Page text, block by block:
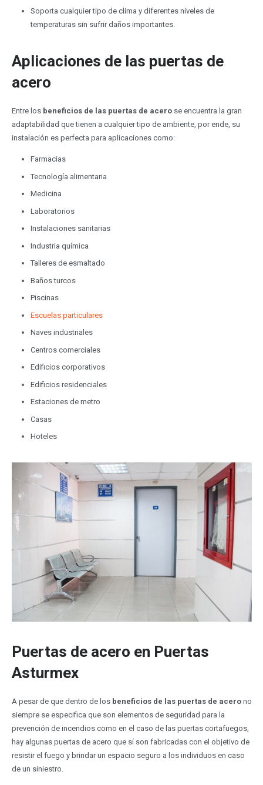
Soporta cualquier tipo de clima y diferentes niveles de
temperaturas sin sufrir daños importantes.
Aplicaciones de las puertas de
acero
Entre los beneficios de las puertas de acerose encuentra la gran
adaptabilidad que tienen a cualquier tipo de ambiente, por ende, su
instalación es perfecta para aplicaciones como:
Farmacias
Tecnología alimentaria
Medicina
Laboratorios
Instalaciones sanitarias
Industria química
Talleres de esmaltado
Baños turcos
Piscinas
Escuelas particulares
Naves industriales
Centros comerciales
Edificios corporativos
Edificios residenciales
Estaciones de metro
Casas
Hoteles
Puertas de acero en Puertas
Asturmex
A pesar de que dentro de los beneficios de las puertas de acerono
siempre se especifica que son elementos de seguridad para la
prevención de incendios como en el caso de las puertas cortafuegos,
hay algunas puertas de acero que sí son fabricadas con el objetivo de
resistir el fuego y brindar un espacio seguro a los individuos en caso
de un siniestro.